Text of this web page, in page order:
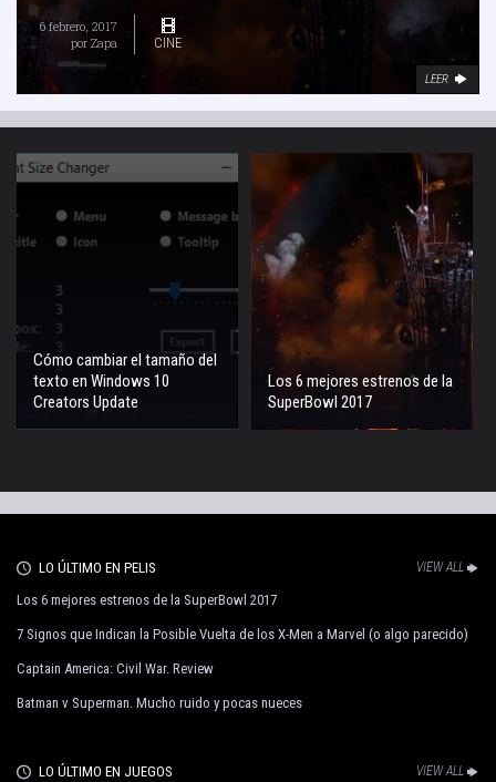
6 febrero, 2017
por Zapa CINE
LEER
Cómo cambiar el tamaño del
texto en Windows 10
Creators Update
Los 6 mejores estrenos de la
SuperBowl 2017
LO ÚLTIMO EN PELIS VIEW ALL
Los 6 mejores estrenos de la SuperBowl 2017
7 Signos que Indican la Posible Vuelta de los X-Men a Marvel (o algo parecido)
Captain America: Civil War. Review
Batman v Superman. Mucho ruido y pocas nueces
LO ÚLTIMO EN JUEGOS VIEW ALL